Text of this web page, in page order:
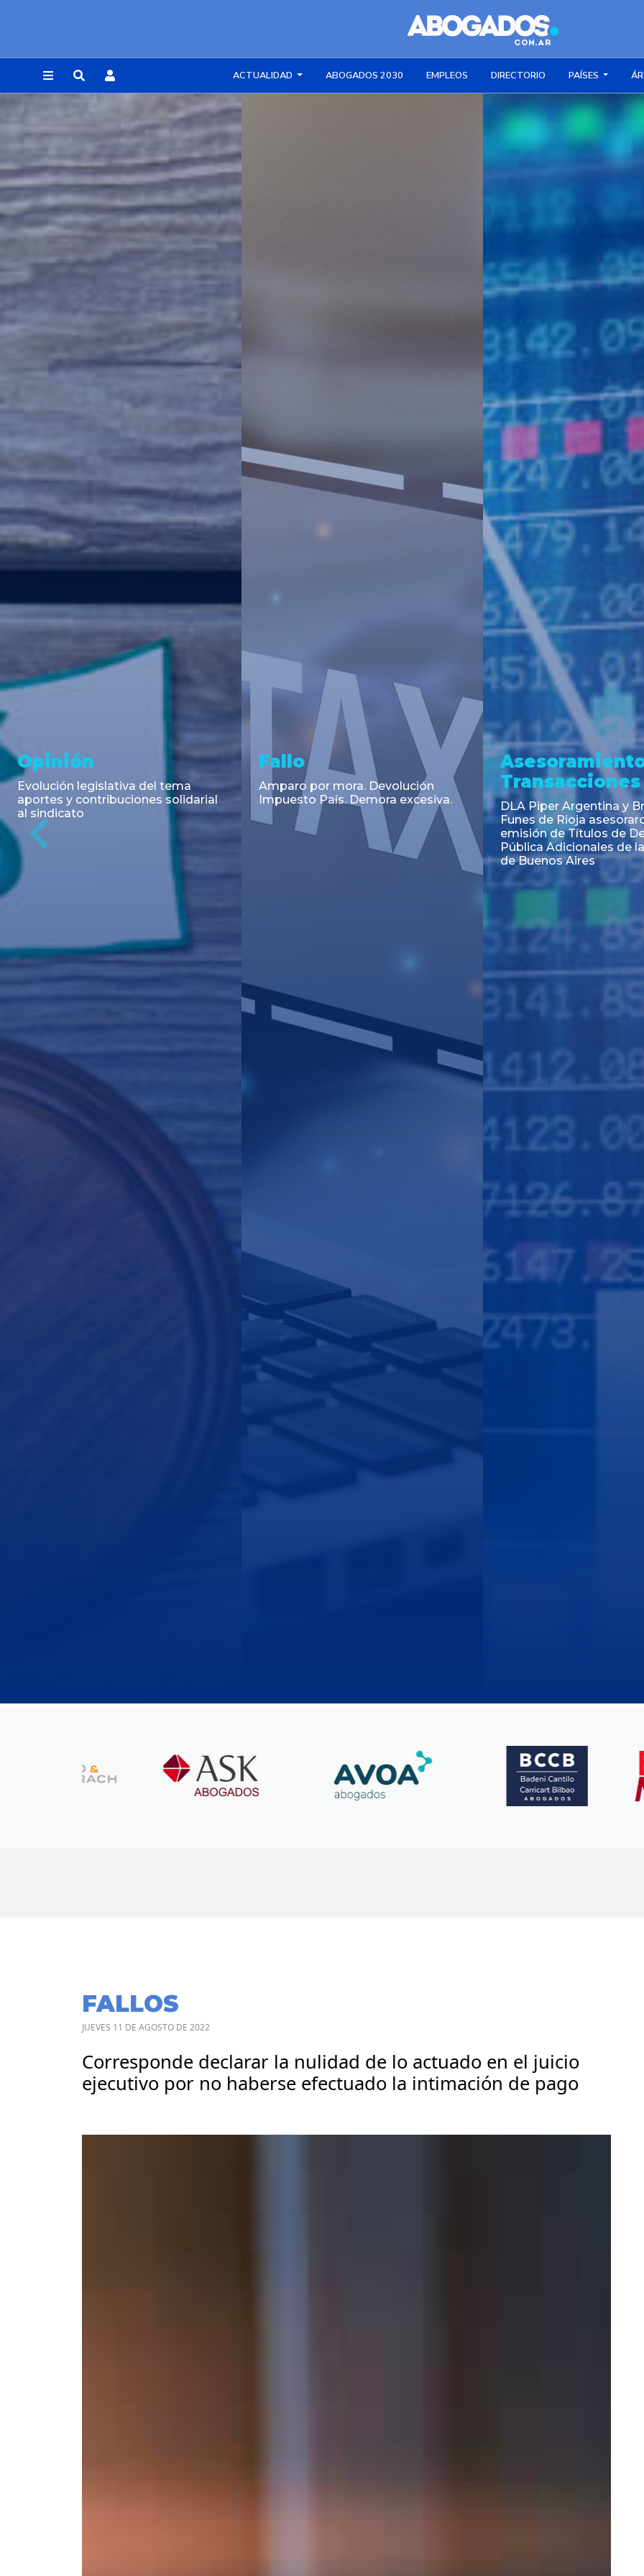
ACTUALIDAD ABOGADOS 2030 EMPLEOS DIRECTORIO PAÍSES
REGISTRARSE
Asesoramiento y
Transacciones
Co-Emisión de Obligaciones
Negociables por US$400.000.000
de Petroquímica Comodoro
Rivadavia S.A. y Luz de Tres Picos
Noticia
Cambios en el Código Alimentario
Argentino: simplifican trámites
para la importación de aditivos,
coadyuvantes e ingredientes
alimentarios y unifican autoridad
Noticia
CNV: Criterio
colocaciones primarias
Previous
FALLOS
JUEVES 11 DE AGOSTO DE 2022
Corresponde declarar la nulidad de lo actuado en el juicio
ejecutivo por no haberse efectuado la intimación de pago